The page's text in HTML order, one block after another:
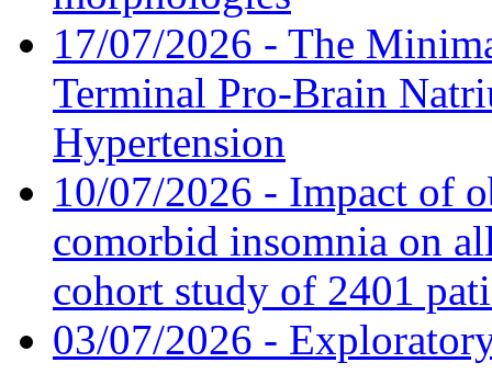
17/07/2026 - The
Terminal Pro-Brain
Hypertension
10/07/2026 - Impact of
comorbid insomnia on
cohort study of 2401
03/07/2026 -